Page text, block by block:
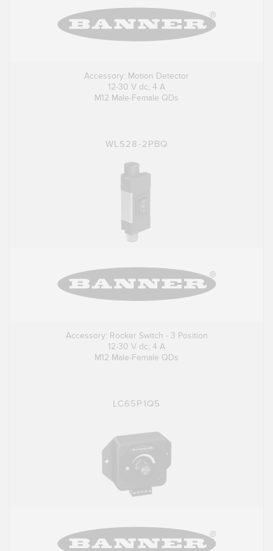
Accessory: Motion Detector
12-30 V dc; 4 A
M12 Male-Female QDs
WLS28-2PBQ
Accessory: Rocker Switch - 3 Position
12-30 V dc; 4 A
M12 Male-Female QDs
LC65P1Q5